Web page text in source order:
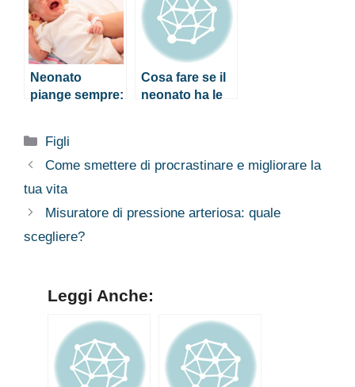
Neonato
piange sempre:
Cosa fare se il
neonato ha le
Categorie
Figli
Come smettere di procrastinare e migliorare la
tua vita
Misuratore di pressione arteriosa: quale
scegliere?
Leggi Anche: